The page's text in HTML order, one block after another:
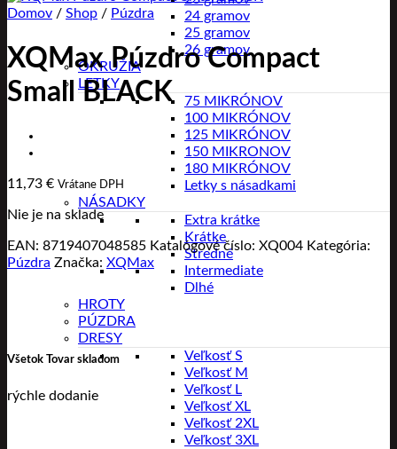
24 gramov
25 gramov
26 gramov
OKRUŽIA
LETKY
75 MIKRÓNOV
100 MIKRÓNOV
125 MIKRÓNOV
150 MIKRONOV
180 MIKRÓNOV
Letky s násadkami
NÁSADKY
Extra krátke
Krátke
Stredné
Intermediate
Dlhé
HROTY
PÚZDRA
DRESY
Veľkosť S
Veľkosť M
Veľkosť L
Veľkosť XL
Veľkosť 2XL
Veľkosť 3XL
Domov / Shop / Púzdra
XQMax Púzdro Compact
Small BLACK
11,73 € Vrátane DPH
Nie je na sklade
EAN: 8719407048585 Katalógové číslo: XQ004 Kategória:
Púzdra Značka: XQMax
Všetok Tovar skladom
rýchle dodanie